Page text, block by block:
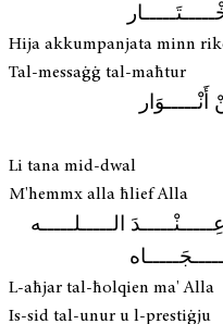
Hija akkumpanjata minn
Tal-messaġġ tal-maħtur
أَنْـــــوَار
Li tana mid-dwal
M'hemmx alla ħlief Alla
الـــــلـــــه
L-aħjar tal-ħolqien ma' Alla
Is-sid tal-unur u l-prestiġju